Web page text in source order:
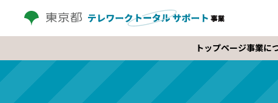
トップページ事業に